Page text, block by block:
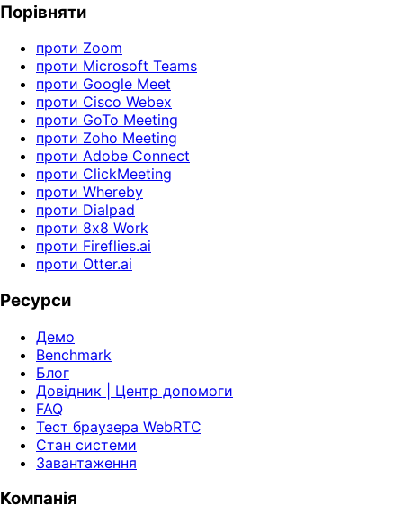
Порівняти
проти Zoom
проти Microsoft Teams
проти Google Meet
проти Cisco Webex
проти GoTo Meeting
проти Zoho Meeting
проти Adobe Connect
проти ClickMeeting
проти Whereby
проти Dialpad
проти 8x8 Work
проти Fireflies.ai
проти Otter.ai
Ресурси
Демо
Benchmark
Блог
Довідник | Центр допомоги
FAQ
Тест браузера WebRTC
Стан системи
Завантаження
Компанія